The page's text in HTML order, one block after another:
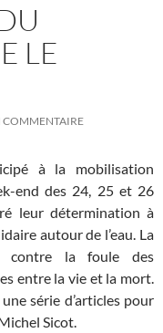
LE
COMMENTAIRE
à la mobilisation
end des 24, 25 et 26
leur détermination à
autour de l’eau. La
contre la foule des
entre la vie et la mort.
série d’articles pour
Sicot.